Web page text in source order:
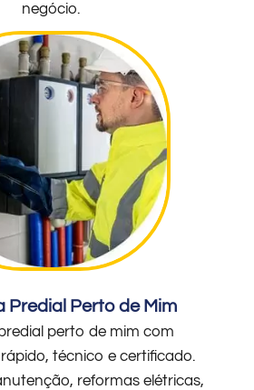
negócio.
Predial Perto de Mim
perto de mim com
técnico e certificado.
reformas elétricas,